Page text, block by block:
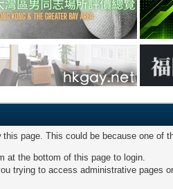
page. This could be because one of
at the bottom of this page to login.
trying to access administrative pages